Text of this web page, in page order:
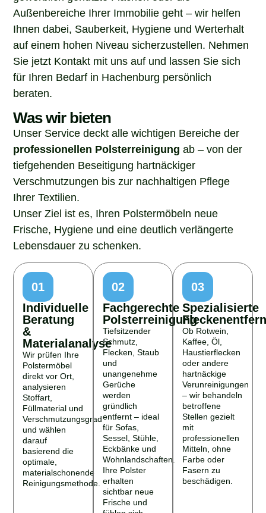
Außenbereiche Ihrer Immobilie geht – wir helfen
Ihnen dabei, Sauberkeit, Hygiene und Werterhalt
auf einem hohen Niveau sicherzustellen. Nehmen
Sie jetzt Kontakt mit uns auf und lassen Sie sich
für Ihren Bedarf in Hachenburg persönlich
beraten.
Was wir bieten
Unser Service deckt alle wichtigen Bereiche der
professionellen Polsterreinigung ab – von der
tiefgehenden Beseitigung hartnäckiger
Verschmutzungen bis zur nachhaltigen Pflege
Ihrer Textilien.
Unser Ziel ist es, Ihren Polstermöbeln neue
Frische, Hygiene und eine deutlich verlängerte
Lebensdauer zu schenken.
01
Individuelle
Beratung
&
Materialanalyse
Wir prüfen Ihre
Polstermöbel
direkt vor Ort,
analysieren
Stoffart,
Füllmaterial und
Verschmutzungsgrad
und wählen
darauf
basierend die
optimale,
materialschonende
Reinigungsmethode.
02
Fachgerechte
Polsterreinigung
Tiefsitzender
Schmutz,
Flecken, Staub
und
unangenehme
Gerüche
werden
gründlich
entfernt – ideal
für Sofas,
Sessel, Stühle,
Eckbänke und
Wohnlandschaften.
Ihre Polster
erhalten
sichtbar neue
Frische und
fühlen sich
03
Spezialisierte
Ob Rotwein,
Kaffee, Öl,
Haustierflecken
oder andere
hartnäckige
Verunreinigungen
– wir behandeln
betroffene
Stellen gezielt
mit
professionellen
Mitteln, ohne
Farbe oder
Fasern zu
beschädigen.